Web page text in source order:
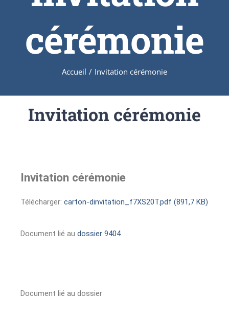
cérémonie
Accueil / Invitation cérémonie
Invitation cérémonie
Invitation cérémonie
Télécharger: carton-dinvitation_f7XS20T.pdf (891,7 KB)
Document lié au dossier 9404
Document lié au dossier